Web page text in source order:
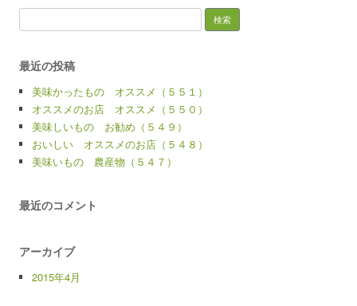
索:
最近の投稿
美味かったもの オススメ（５５１）
オススメのお店 オススメ（５５０）
美味しいもの お勧め（５４９）
おいしい オススメのお店（５４８）
美味いもの 農産物（５４７）
最近のコメント
アーカイブ
2015年4月